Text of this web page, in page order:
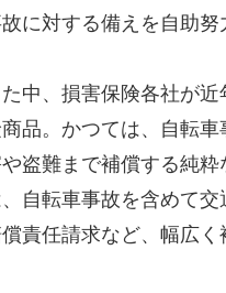
に対する備えを自助努
中、損害保険各社が近
品。かつては、自転
盗難まで補償する純
自転車事故を含めて
責任請求など、幅広く